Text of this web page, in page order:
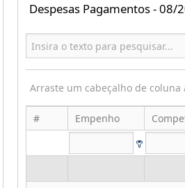
Despesas Pagamentos - 08/
Arraste um cabeçalho de
# Empenho